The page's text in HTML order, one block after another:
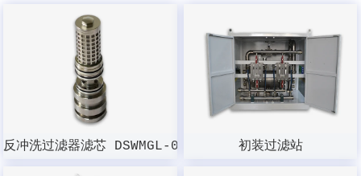
反冲洗过滤器滤芯 DSWMGL-003W-100 初装过滤站